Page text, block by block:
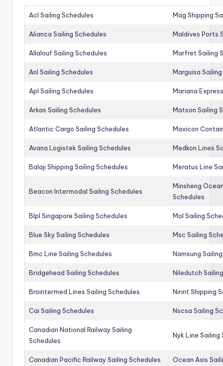
Acl Sailing Schedules Mag Shipping
Alianca Sailing Schedules Maldives Ports
Allalouf Sailing Schedules Marfret Sailing
Anl Sailing Schedules Marguisa
Apl Sailing Schedules Mariana
Arkas Sailing Schedules Matson Sailing
Atlantic Cargo Sailing Schedules Maxicon
Avana Logistek Sailing Schedules Medkon Lines
Balaji Shipping Sailing Schedules Meratus Line
Beacon Intermodal Sailing Schedules
Minsheng
Schedules
Blpl Singapore Sailing Schedules Mol Sailing
Blue Sky Sailing Schedules Msc Sailing
Bmc Line Sailing Schedules Namsung
Bridgehead Sailing Schedules Niledutch
Brointermed Lines Sailing Schedules Nirint Shipping
Cai Sailing Schedules Nscsa Sailing
Canadian National Railway Sailing
Schedules
Nyk Line Sailing
Canadian Pacific Railway Sailing Schedules Ocean Axis